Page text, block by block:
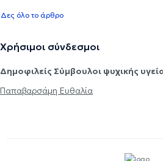
Δες όλο το άρθρο
Χρήσιμοι σύνδεσμοι
Δημοφιλείς Σύμβουλοι ψυχικής
Παπαβαρσάμη Ευθαλία